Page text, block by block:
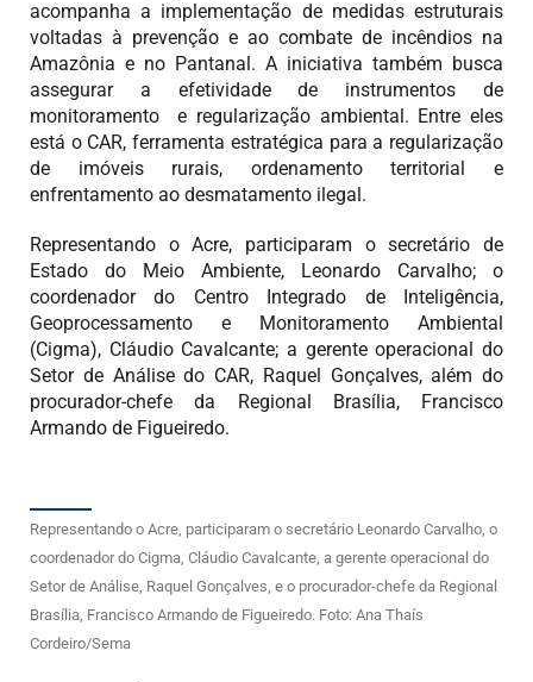
acompanha a implementação de medidas estruturais
voltadas à prevenção e ao combate de incêndios na
Amazônia e no Pantanal. A iniciativa também busca
assegurar a efetividade de instrumentos de
monitoramento e regularização ambiental. Entre eles
está o CAR, ferramenta estratégica para a regularização
de imóveis rurais, ordenamento territorial e
enfrentamento ao desmatamento ilegal.
Representando o Acre, participaram o secretário de
Estado do Meio Ambiente, Leonardo Carvalho; o
coordenador do Centro Integrado de Inteligência,
Geoprocessamento e Monitoramento Ambiental
(Cigma), Cláudio Cavalcante; a gerente operacional do
Setor de Análise do CAR, Raquel Gonçalves, além do
procurador-chefe da Regional Brasília, Francisco
Armando de Figueiredo.
Representando o Acre, participaram o secretário Leonardo Carvalho, o
coordenador do Cigma, Cláudio Cavalcante, a gerente operacional do
Setor de Análise, Raquel Gonçalves, e o procurador-chefe da Regional
Brasília, Francisco Armando de Figueiredo. Foto: Ana Thaís
Cordeiro/Sema